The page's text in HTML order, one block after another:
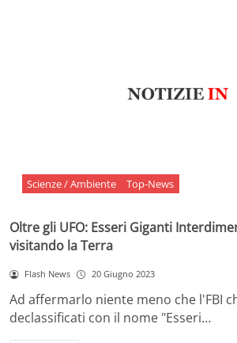
Scienze / Ambiente Top-News
Oltre gli UFO: Esseri Giganti
visitando la Terra
Flash News 20 Giugno 2023
Ad affermarlo niente meno che l'FBI
declassificati con il nome "Esseri…